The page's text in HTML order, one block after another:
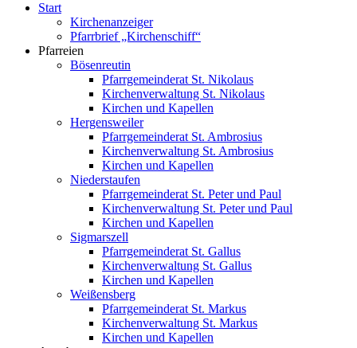
Start
Kirchenanzeiger
Pfarrbrief „Kirchenschiff“
Pfarreien
Bösenreutin
Pfarrgemeinderat St. Nikolaus
Kirchenverwaltung St. Nikolaus
Kirchen und Kapellen
Hergensweiler
Pfarrgemeinderat St. Ambrosius
Kirchenverwaltung St. Ambrosius
Kirchen und Kapellen
Niederstaufen
Pfarrgemeinderat St. Peter und Paul
Kirchenverwaltung St. Peter und Paul
Kirchen und Kapellen
Sigmarszell
Pfarrgemeinderat St. Gallus
Kirchenverwaltung St. Gallus
Kirchen und Kapellen
Weißensberg
Pfarrgemeinderat St. Markus
Kirchenverwaltung St. Markus
Kirchen und Kapellen